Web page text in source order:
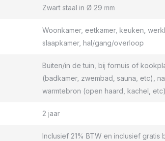
Zwart staal in Ø 29 mm
Woonkamer, eetkamer, keuken,
slaapkamer, hal/gang/overloop
Buiten/in de tuin, bij fornuis of
(badkamer, zwembad, sauna, etc),
warmtebron (open haard, kachel, etc)
2 jaar
Inclusief 21% BTW en inclusief gratis